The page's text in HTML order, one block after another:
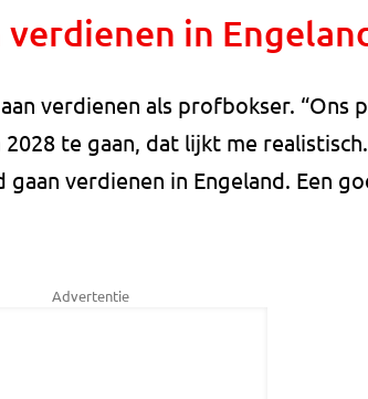
in
verdienen als profbokser. “Ons
te gaan, dat lijkt me
gaan verdienen in Engeland. Een
Advertentie